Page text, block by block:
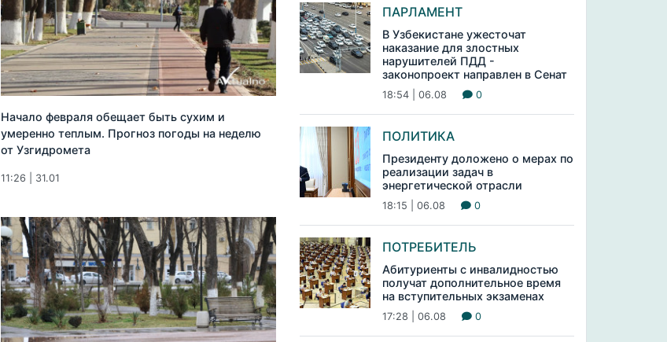
Начало февраля обещает быть сухим и
умеренно теплым. Прогноз погоды на неделю
от Узгидромета
11:26 | 31.01
ПАРЛАМЕНТ
В Узбекистане ужесточат
наказание для злостных
нарушителей ПДД -
законопроект направлен в Сенат
18:54 | 06.08 0
ПОЛИТИКА
Президенту доложено о мерах по
реализации задач в
энергетической отрасли
18:15 | 06.08 0
ПОТРЕБИТЕЛЬ
Абитуриенты с инвалидностью
получат дополнительное время
на вступительных экзаменах
17:28 | 06.08 0